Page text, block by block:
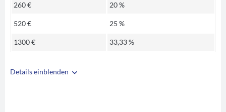
Details einblenden
260 € 20 %
520 € 25 %
1300 € 33,33 %